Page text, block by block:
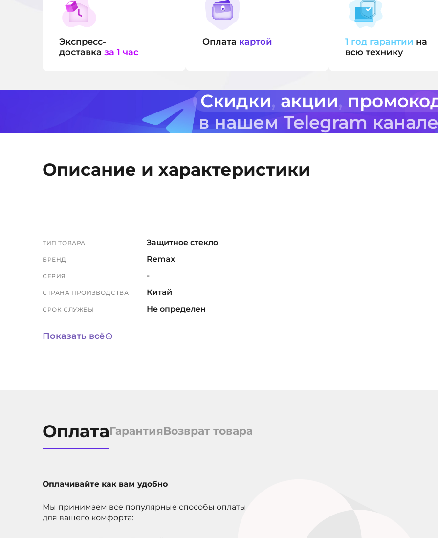
Экспресс-
доставка за 1 час
Оплата картой 1 год гарантии на
всю технику
Скидки, акции,
в нашем Telegram канале
Описание и характеристики
ТИП ТОВАРА Защитное стекло
БРЕНД Remax
СЕРИЯ -
СТРАНА ПРОИЗВОДСТВА Китай
СРОК СЛУЖБЫ Не определен
Показать всё
ОплатаГарантияВозврат товара
Оплачивайте как вам удобно
Мы принимаем все популярные способы оплаты
для вашего комфорта: